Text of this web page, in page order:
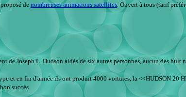
de nombreuses animations satellites. Ouvert à tous (tarif
de Joseph L. Hudson aidés de six autres personnes, aucun des
et en fin d'année ils ont produit 4000 voitures, la <<HUDSON 20
succès